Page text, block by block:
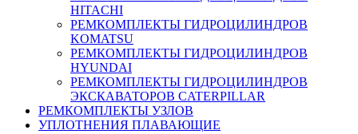
HITACHI
РЕМКОМПЛЕКТЫ ГИДРОЦИЛИНДРОВ
KOMATSU
РЕМКОМПЛЕКТЫ ГИДРОЦИЛИНДРОВ
HYUNDAI
РЕМКОМПЛЕКТЫ ГИДРОЦИЛИНДРОВ
ЭКСКАВАТОРОВ CATERPILLAR
РЕМКОМПЛЕКТЫ УЗЛОВ
УПЛОТНЕНИЯ ПЛАВАЮЩИЕ